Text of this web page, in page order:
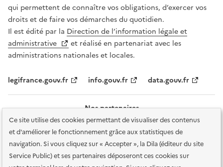
Ce site utilise des cookies permettant de visualiser des contenus
et d'améliorer le fonctionnement grâce aux statistiques de
navigation. Si vous cliquez sur « Accepter », la Dila (éditeur du site
Service Public) et ses partenaires déposeront ces cookies sur
qui permettent de connaître vos obligations, d’exercer vos
droits et de faire vos démarches du quotidien.
Il est édité par la Direction de l’information légale et
administrative
et réalisé en partenariat avec les
administrations nationales et locales.
legifrance.gouv.fr info.gouv.fr data.gouv.fr
Nos partenaires